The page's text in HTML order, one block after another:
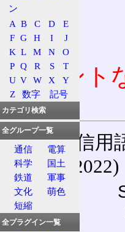
コメント
通信用
(27-May-2022)
ン
A B C D
E
F G H I
J
K L M N
O
P Q R S
T
U V W X
Y
Z
数字 記号
カテゴリ検索
全グループ一覧
通信
電算
科学
国土
鉄道
軍事
文化
萌色
短縮
全プラグイン一覧